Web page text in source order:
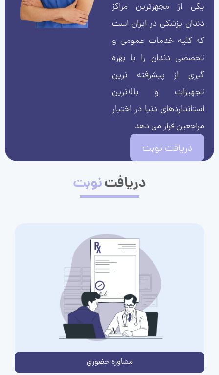
یکی از مجهزترین مراکز
دندان پزشکی در ایران است
که کلیه خدمات عمومی و
تخصصی دندان را با بهره
گیری از پیشرفته ترین
تجهیزات و بالاترین
استانداردهای دنیا در اختیار
مراجعین قرار می دهد.
دریافت نوبت
دریافتنوبت
مشاوره حضوری